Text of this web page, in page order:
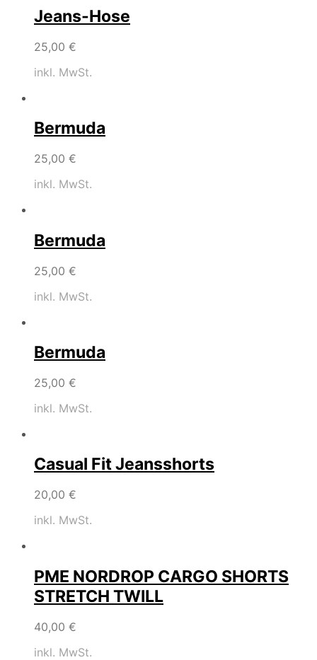
Jeans-Hose
25,00 €
inkl. MwSt.
Bermuda
25,00 €
inkl. MwSt.
Bermuda
25,00 €
inkl. MwSt.
Bermuda
25,00 €
inkl. MwSt.
Casual Fit Jeansshorts
20,00 €
inkl. MwSt.
PME NORDROP CARGO SHORTS
STRETCH TWILL
40,00 €
inkl. MwSt.